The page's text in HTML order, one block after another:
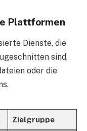
Plattformen
Dienste, die
sind,
oder die
Zielgruppe